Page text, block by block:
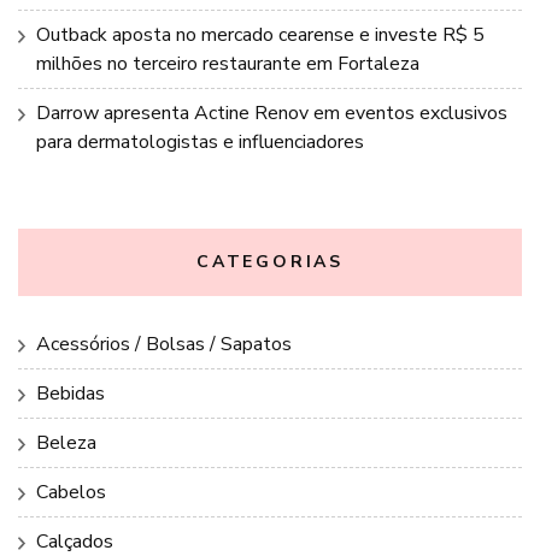
Outback aposta no mercado cearense e investe R$ 5
milhões no terceiro restaurante em Fortaleza
Darrow apresenta Actine Renov em eventos exclusivos
para dermatologistas e influenciadores
CATEGORIAS
Acessórios / Bolsas / Sapatos
Bebidas
Beleza
Cabelos
Calçados